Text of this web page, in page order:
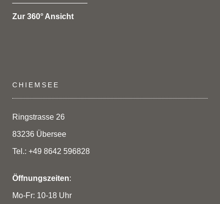
Zur 360° Ansicht
CHIEMSEE
Ringstrasse 26
83236 Übersee
Tel.: +49 8642 596828
Öffnungszeiten:
Mo-Fr: 10-18 Uhr